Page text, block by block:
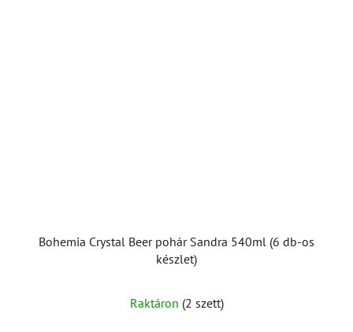
Bohemia Crystal Beer pohár Sandra 540ml (6 db-os
készlet)
Raktáron (2 szett)